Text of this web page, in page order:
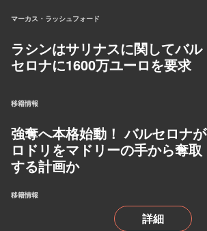
マーカス・ラッシュフォード
ラシンはサリナスに関してバル
セロナに1600万ユーロを要求
移籍情報
強奪へ本格始動！ バルセロナが
ロドリをマドリーの手から奪取
する計画か
移籍情報
詳細